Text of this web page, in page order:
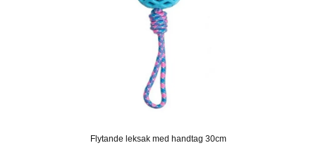
Flytande leksak med handtag 30cm